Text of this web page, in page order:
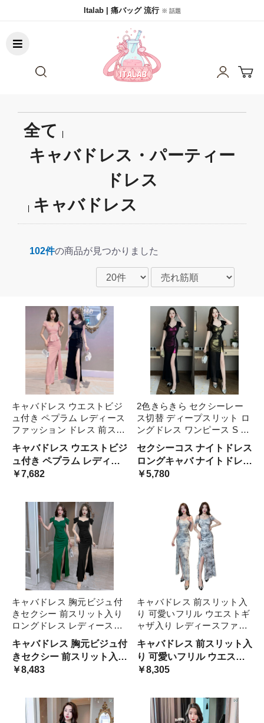
Italab | 痛バッグ 流行 ※ 話題
全て
キャバドレス・パーティー
ドレス
キャバドレス
102件の商品が見つかりました
キャバドレス ウエストビジ
ュ付き ペプラム レディース
ファッション ドレス 前スリ
ット入りロングドレス
キャバドレス ウエストビジ
ュ付き ペプラム レディー
スファッション ドレス 前
￥7,682
2色きらきら セクシーレー
ス切替 ディープスリット ロ
ングドレス ワンピース S M
2L 3L sale L
セクシーコス ナイトドレス
ロングキャバ ナイトドレス
キャバ ドレス セクシード
水 ナイトドレス サイズ サ
イズ サイズ 2サイズ 3サイ
ズ ビッグサイズ
￥5,780
キャバドレス 胸元ビジュ付
きセクシー 前スリット入り
ロングドレス レディースフ
ァッション ドレス
キャバドレス 胸元ビジュ付
きセクシー 前スリット入り
ロングドレス レディースフ
￥8,483
キャバドレス 前スリット入
り 可愛いフリル ウエストギ
ャザ入り レディースファッ
ション ワンピース ロングワ
ンピース
キャバドレス 前スリット入
り 可愛いフリル ウエスト
ギャザ入り レディースファ
グワンピース
￥8,305